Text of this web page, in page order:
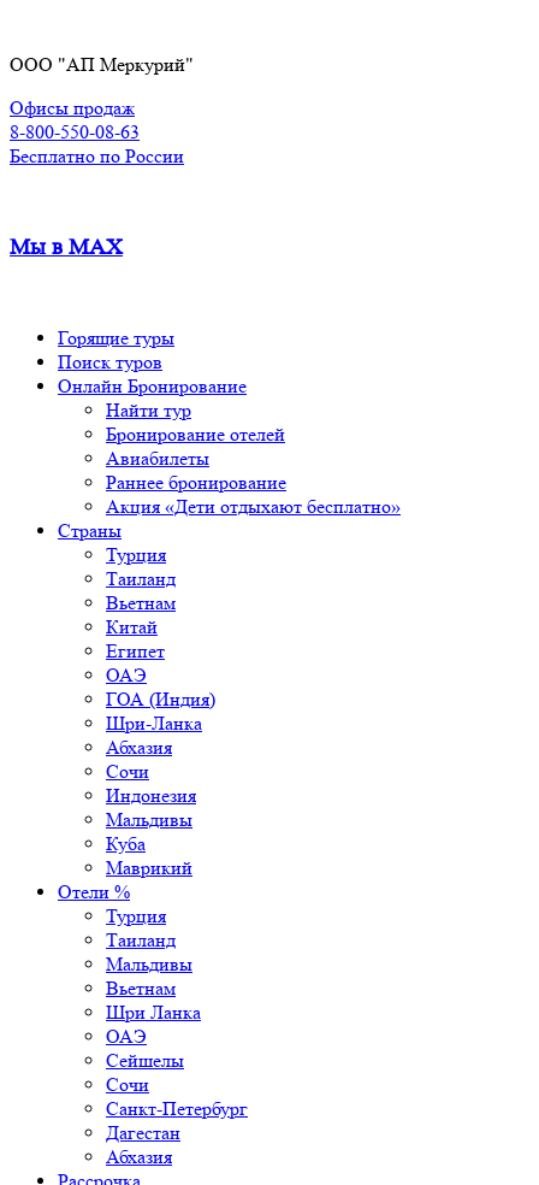
содержимому
ООО "АП Меркурий"
Офисы продаж
8-800-550-08-63
Бесплатно по России
Мы в MAX
Горящие туры
Поиск туров
Онлайн Бронирование
Найти тур
Бронирование отелей
Авиабилеты
Раннее бронирование
Акция «Дети отдыхают бесплатно»
Страны
Турция
Таиланд
Вьетнам
Китай
Египет
ОАЭ
ГОА (Индия)
Шри-Ланка
Абхазия
Сочи
Индонезия
Мальдивы
Куба
Маврикий
Отели %
Турция
Таиланд
Мальдивы
Вьетнам
Шри Ланка
ОАЭ
Сейшелы
Сочи
Санкт-Петербург
Дагестан
Абхазия